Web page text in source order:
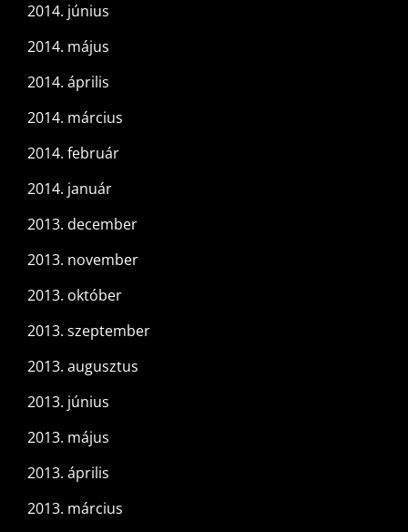
2014. június
2014. május
2014. április
2014. március
2014. február
2014. január
2013. december
2013. november
2013. október
2013. szeptember
2013. augusztus
2013. június
2013. május
2013. április
2013. március